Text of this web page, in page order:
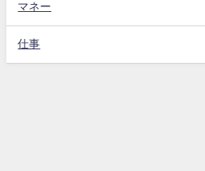
マネー
仕事